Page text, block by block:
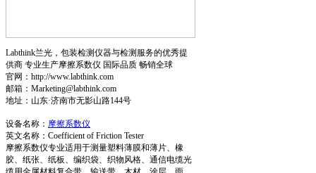
Labthink兰光，包装检测仪器与检测服务的优秀提
供商 专业生产摩擦系数仪 国际品质 畅销全球
官网：http://www.labthink.com
邮箱：Marketing@labthink.com
地址：山东·济南市无影山路144号
设备名称： 摩擦系数仪
英文名称：Coefficient of Friction Tester
摩擦系数仪专业适用于测量塑料薄膜和薄片、橡
胶、纸张、纸板、编织袋、织物风格、通信电缆光